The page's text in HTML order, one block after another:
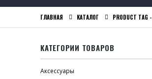
ГЛАВНАЯ КАТАЛОГ PRODUCT TAG -
КАТЕГОРИИ ТОВАРОВ
Аксессуары